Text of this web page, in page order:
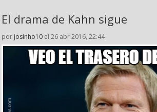
El drama de Kahn sigue
por josinho10 el 26 abr 2016, 22:44